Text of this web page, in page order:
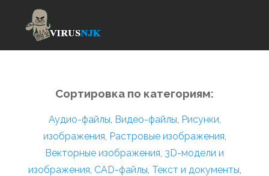
Сортировка по категориям:
Аудио-файлы, Видео-файлы, Рисунки,
изображения, Растровые изображения,
Векторные изображения, 3D-модели и
изображения, CAD-файлы, Текст и документы,